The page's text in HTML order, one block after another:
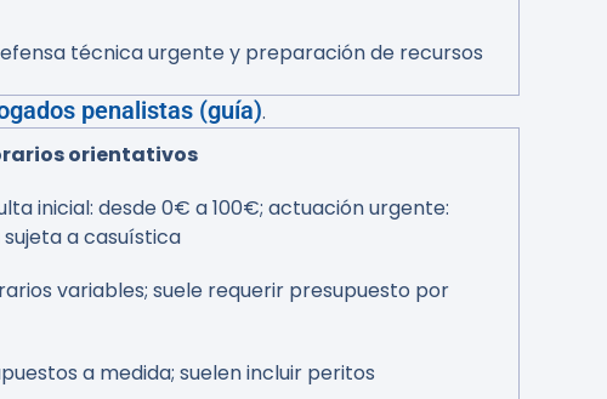
técnica urgente y preparación de recursos
penalistas (guía).
orientativos
inicial: desde 0€ a 100€; actuación urgente:
a casuística
variables; suele requerir presupuesto por
a medida; suelen incluir peritos